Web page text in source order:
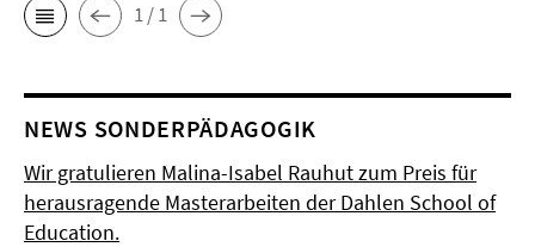
1 / 1
NEWS SONDERPÄDAGOGIK
Wir gratulieren Malina-Isabel Rauhut zum Preis für
herausragende Masterarbeiten der Dahlen School of
Education.